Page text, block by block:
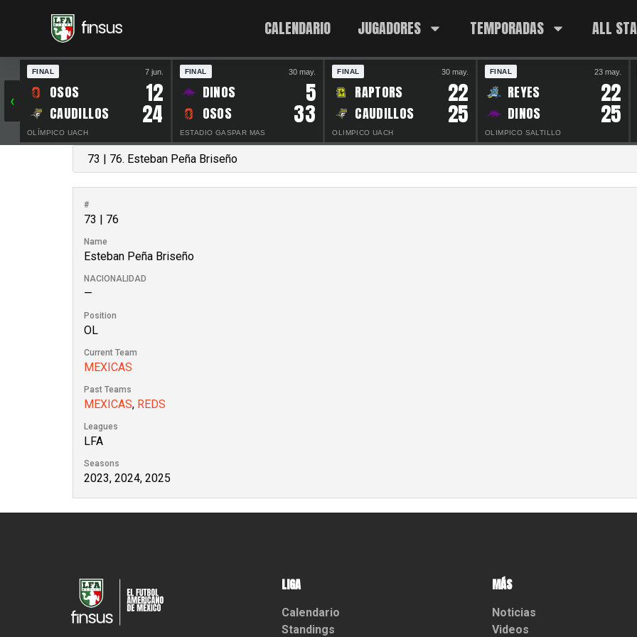
CALENDARIO JUGADORES TEMPORADAS ALL
‹
FINAL 7 jun.
OSOS 12
CAUDILLOS 24
OLÍMPICO UACH
FINAL 30 may.
DINOS 5
OSOS 33
ESTADIO GASPAR MAS
FINAL 30 may.
RAPTORS 22
CAUDILLOS 25
OLIMPICO UACH
FINAL 23 may.
REYES 22
DINOS 25
OLIMPICO SALTILLO
#
73 | 76
Name
Esteban Peña Briseño
NACIONALIDAD
—
Position
OL
Current Team
MEXICAS
Past Teams
MEXICAS, REDS
Leagues
LFA
Seasons
2023, 2024, 2025
LIGA
Calendario
Standings
MÁS
Noticias
Videos